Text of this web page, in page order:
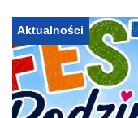
Aktualności